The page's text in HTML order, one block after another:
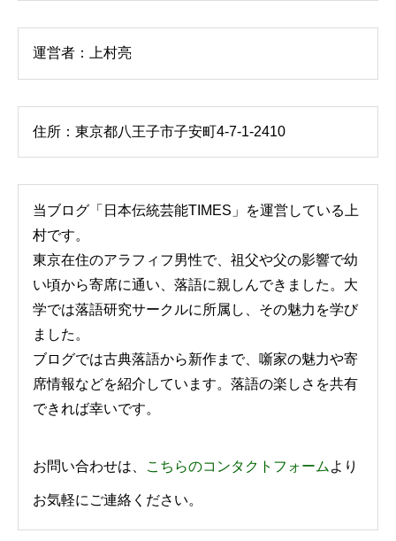
運営者：上村亮
住所：東京都八王子市子安町4-7-1-2410
当ブログ「日本伝統芸能TIMES」を運営している上
村です。
東京在住のアラフィフ男性で、祖父や父の影響で幼
い頃から寄席に通い、落語に親しんできました。大
学では落語研究サークルに所属し、その魅力を学び
ました。
ブログでは古典落語から新作まで、噺家の魅力や寄
席情報などを紹介しています。落語の楽しさを共有
できれば幸いです。
お問い合わせは、 こちらのコンタクトフォーム より
お気軽にご連絡ください。